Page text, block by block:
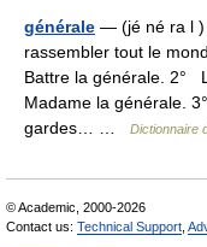
générale — (jé né ra l )
rassembler tout le
Battre la générale. 2°
Madame la générale.
gardes… …
Dictionnaire
© Academic, 2000-2026
Contact us: Technical Support